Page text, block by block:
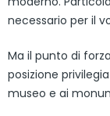
necessario per il
Ma il punto di
posizione
museo e ai